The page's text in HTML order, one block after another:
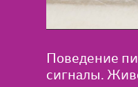
Поведение
сигналы.